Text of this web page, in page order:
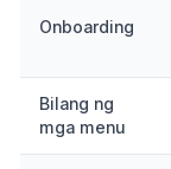
Onboarding
Bilang ng
mga menu